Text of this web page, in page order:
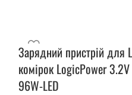
Зарядний пристрій для
комірок LogicPower
96W-LED